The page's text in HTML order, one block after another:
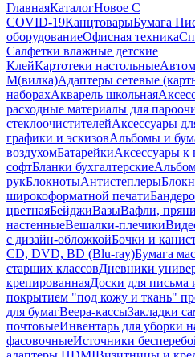
ГлавнаяКаталогНовое С
COVID-19КанцтоварыБумага
оборудованиеОфисная техника
Салфетки влажные детские
КлейКартотеки настольные
M(вилка)Адаптеры сетевые
наборахАкварель школьная
расходные материалы для
стеклоочистителейАксессуары
графики и эскизовАльбомы и
воздухомБатарейкиАксессуары к
софтБланки бухгалтерские
рукБлокнотыАнтистеплеры
широкоформатной печати
цветнаяБейджиВазыВафли,
настенныеВешалки-плечики
с дизайн-обложкойБочки и
CD, DVD, BD (Blu-ray)Бумага
старших классовДневники
крепированнаяДоски для
покрытием "под кожу и ткань"
для бумагВеера-кассыЗакладки
почтовыеИнвентарь для уборки
фасовочныеИсточники